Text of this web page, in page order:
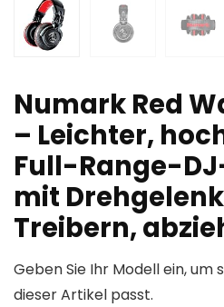
Numark Red
– Leichter,
Full-Range-
mit
Treibern,
Geben Sie Ihr Modell ein, um
dieser Artikel passt.